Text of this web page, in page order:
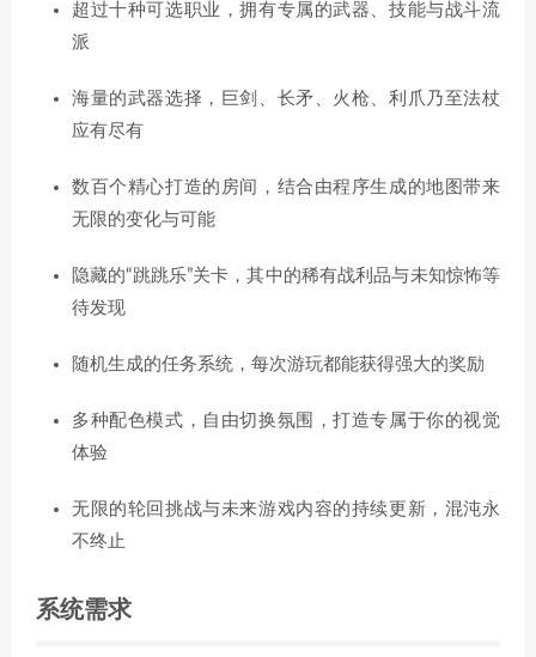
超过十种可选职业，拥有专属的武器、技能与战斗流
派
海量的武器选择，巨剑、长矛、火枪、利爪乃至法杖
应有尽有
数百个精心打造的房间，结合由程序生成的地图带来
无限的变化与可能
隐藏的“跳跳乐”关卡，其中的稀有战利品与未知惊怖等
待发现
随机生成的任务系统，每次游玩都能获得强大的奖励
多种配色模式，自由切换氛围，打造专属于你的视觉
体验
无限的轮回挑战与未来游戏内容的持续更新，混沌永
不终止
系统需求